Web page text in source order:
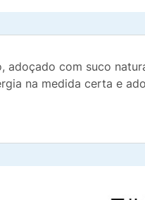
adoçado com suco
na medida certa e